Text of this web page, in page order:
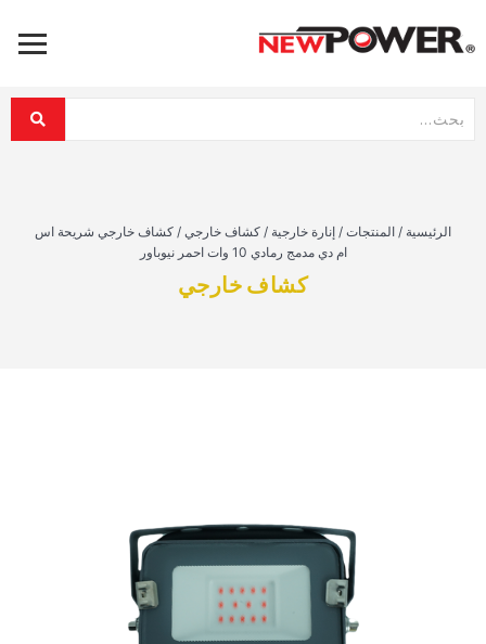
الرئيسية / المنتجات / إنارة خارجية / كشاف خارجي / كشاف خارجي شريحة اس
ام دي مدمج رمادي 10 وات احمر نيوباور
كشاف خارجي